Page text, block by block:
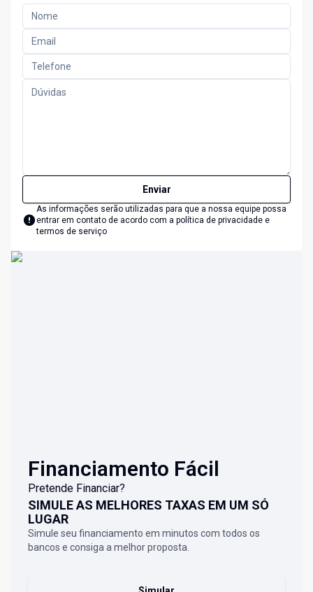
Enviar
As informações serão utilizadas para que a nossa equipe possa
entrar em contato de acordo com a política de privacidade e
termos de serviço
Financiamento Fácil
Pretende Financiar?
SIMULE AS MELHORES TAXAS EM UM SÓ
LUGAR
Simule seu financiamento em minutos com todos os
bancos e consiga a melhor proposta.